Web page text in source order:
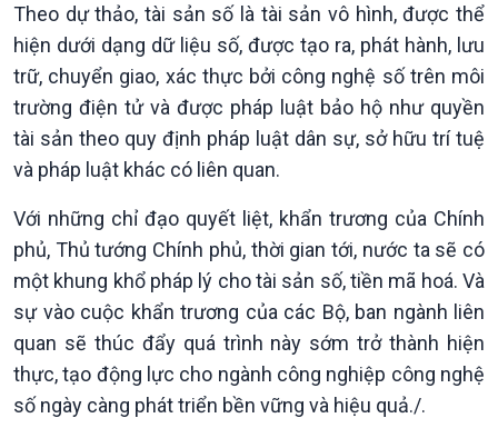
Bước chân đến trường
Văn hoá & Du lịch
Tin Văn hoá & Du lịch
Chát với người nổi tiếng
Câu chuyện Thể thao
Multimedia
Ảnh
Video
Infographic
E-Magazine
Theo dự thảo, tài sản số là tài sản vô hình, được thể
hiện dưới dạng dữ liệu số, được tạo ra, phát hành, lưu
trữ, chuyển giao, xác thực bởi công nghệ số trên môi
trường điện tử và được pháp luật bảo hộ như quyền
tài sản theo quy định pháp luật dân sự, sở hữu trí tuệ
và pháp luật khác có liên quan.
Với những chỉ đạo quyết liệt, khẩn trương của Chính
phủ, Thủ tướng Chính phủ, thời gian tới, nước ta sẽ có
một khung khổ pháp lý cho tài sản số, tiền mã hoá. Và
sự vào cuộc khẩn trương của các Bộ, ban ngành liên
quan sẽ thúc đẩy quá trình này sớm trở thành hiện
thực, tạo động lực cho ngành công nghiệp công nghệ
số ngày càng phát triển bền vững và hiệu quả./.